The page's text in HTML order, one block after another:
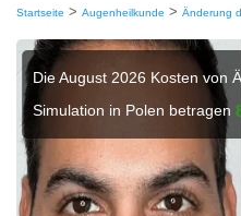
Startseite > Augenheilkunde > Änderung
Die August 2026 Kosten von
Simulation in Polen betragen